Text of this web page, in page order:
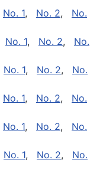
No. 1, No. 2, No.
No. 1, No. 2, No.
No. 1, No. 2, No.
No. 1, No. 2, No.
No. 1, No. 2, No.
No. 1, No. 2, No.